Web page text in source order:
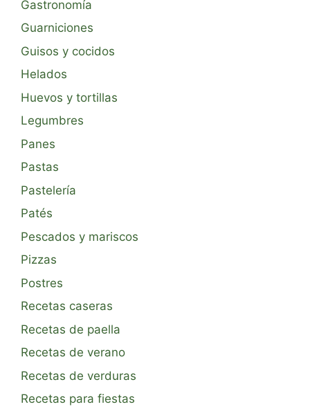
Gastronomía
Guarniciones
Guisos y cocidos
Helados
Huevos y tortillas
Legumbres
Panes
Pastas
Pastelería
Patés
Pescados y mariscos
Pizzas
Postres
Recetas caseras
Recetas de paella
Recetas de verano
Recetas de verduras
Recetas para fiestas